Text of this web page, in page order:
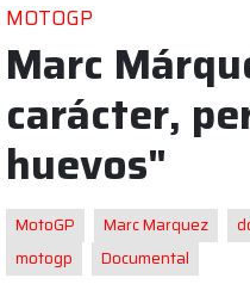
MOTOGP
Marc
carácter,
huevos"
MotoGP Marc Marquez
motogp
Documental